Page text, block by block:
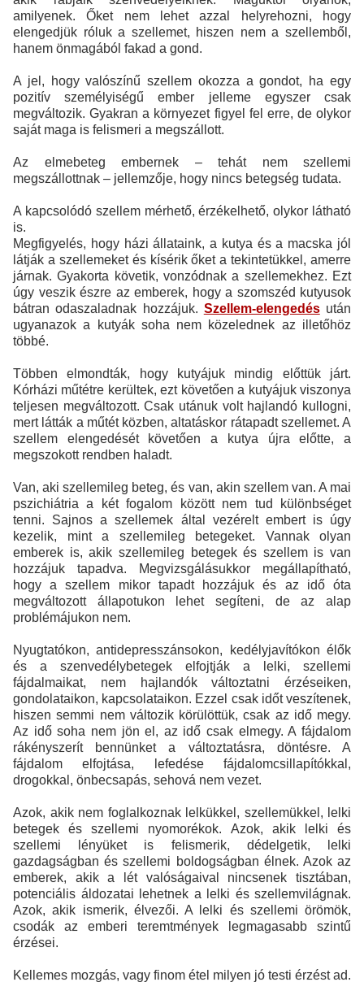
amilyenek. Őket nem lehet azzal helyrehozni, hogy
elengedjük róluk a szellemet, hiszen nem a szellemből,
hanem önmagából fakad a gond.
A jel, hogy valószínű szellem okozza a gondot, ha egy
pozitív személyiségű ember jelleme egyszer csak
megváltozik. Gyakran a környezet figyel fel erre, de olykor
saját maga is felismeri a megszállott.
Az elmebeteg embernek – tehát nem szellemi
megszállottnak – jellemzője, hogy nincs betegség tudata.
A kapcsolódó szellem mérhető, érzékelhető, olykor látható
is.
Megfigyelés, hogy házi állataink, a kutya és a macska jól
látják a szellemeket és kísérik őket a tekintetükkel, amerre
járnak. Gyakorta követik, vonzódnak a szellemekhez. Ezt
úgy veszik észre az emberek, hogy a szomszéd kutyusok
bátran odaszaladnak hozzájuk. Szellem-elengedésután
ugyanazok a kutyák soha nem közelednek az illetőhöz
többé.
Többen elmondták, hogy kutyájuk mindig előttük járt.
Kórházi műtétre kerültek, ezt követően a kutyájuk viszonya
teljesen megváltozott. Csak utánuk volt hajlandó kullogni,
mert látták a műtét közben, altatáskor rátapadt szellemet. A
szellem elengedését követően a kutya újra előtte, a
megszokott rendben haladt.
Van, aki szellemileg beteg, és van, akin szellem van. A mai
pszichiátria a két fogalom között nem tud különbséget
tenni. Sajnos a szellemek által vezérelt embert is úgy
kezelik, mint a szellemileg betegeket. Vannak olyan
emberek is, akik szellemileg betegek és szellem is van
hozzájuk tapadva. Megvizsgálásukkor megállapítható,
hogy a szellem mikor tapadt hozzájuk és az idő óta
megváltozott állapotukon lehet segíteni, de az alap
problémájukon nem.
Nyugtatókon, antidepresszánsokon, kedélyjavítókon élők
és a szenvedélybetegek elfojtják a lelki, szellemi
fájdalmaikat, nem hajlandók változtatni érzéseiken,
gondolataikon, kapcsolataikon. Ezzel csak időt veszítenek,
hiszen semmi nem változik körülöttük, csak az idő megy.
Az idő soha nem jön el, az idő csak elmegy. A fájdalom
rákényszerít bennünket a változtatásra, döntésre. A
fájdalom elfojtása, lefedése fájdalomcsillapítókkal,
drogokkal, önbecsapás, sehová nem vezet.
Azok, akik nem foglalkoznak lelkükkel, szellemükkel, lelki
betegek és szellemi nyomorékok. Azok, akik lelki és
szellemi lényüket is felismerik, dédelgetik, lelki
gazdagságban és szellemi boldogságban élnek. Azok az
emberek, akik a lét valóságaival nincsenek tisztában,
potenciális áldozatai lehetnek a lelki és szellemvilágnak.
Azok, akik ismerik, élvezői. A lelki és szellemi örömök,
csodák az emberi teremtmények legmagasabb szintű
érzései.
Kellemes mozgás, vagy finom étel milyen jó testi érzést ad.